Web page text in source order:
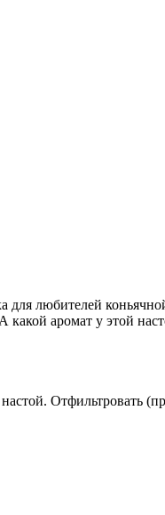
любителей
аромат у этой
Отфильтровать